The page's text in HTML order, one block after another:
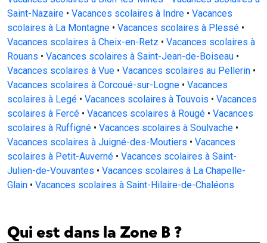
Saint-Nazaire • Vacances scolaires à Indre • Vacances
scolaires à La Montagne • Vacances scolaires à Plessé •
Vacances scolaires à Cheix-en-Retz • Vacances scolaires à
Rouans • Vacances scolaires à Saint-Jean-de-Boiseau •
Vacances scolaires à Vue • Vacances scolaires au Pellerin •
Vacances scolaires à Corcoué-sur-Logne • Vacances
scolaires à Legé • Vacances scolaires à Touvois • Vacances
scolaires à Fercé • Vacances scolaires à Rougé • Vacances
scolaires à Ruffigné • Vacances scolaires à Soulvache •
Vacances scolaires à Juigné-des-Moutiers • Vacances
scolaires à Petit-Auverné • Vacances scolaires à Saint-
Julien-de-Vouvantes • Vacances scolaires à La Chapelle-
Glain • Vacances scolaires à Saint-Hilaire-de-Chaléons
Qui est dans la Zone B ?